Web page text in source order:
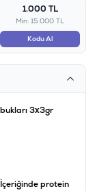
1.000 TL
Min: 15.000 TL
Kodu Al
3x3gr
İçeriğinde protein